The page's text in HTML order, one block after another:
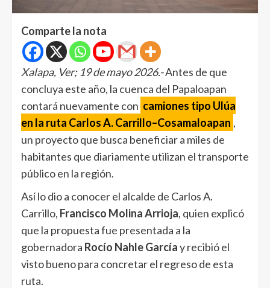
Comparte la nota
Xalapa, Ver; 19 de mayo 2026.-Antes de que
concluya este año, la cuenca del Papaloapan
contará nuevamente con camiones tipo Ulúa
en la ruta Carlos A. Carrillo–Cosamaloapan ,
un proyecto que busca beneficiar a miles de
habitantes que diariamente utilizan el transporte
público en la región.
Así lo dio a conocer el alcalde de Carlos A.
Carrillo, Francisco Molina Arrioja, quien explicó
que la propuesta fue presentada a la
gobernadora Rocío Nahle Garcíay recibió el
visto bueno para concretar el regreso de esta
ruta.